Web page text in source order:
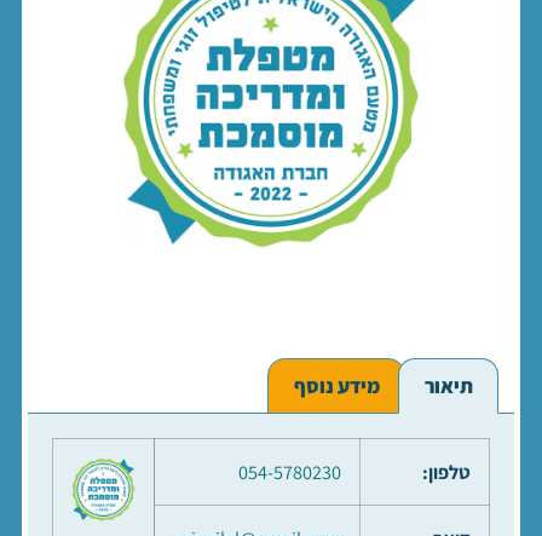
תיאור מידע נוסף
טלפון: 054-5780230